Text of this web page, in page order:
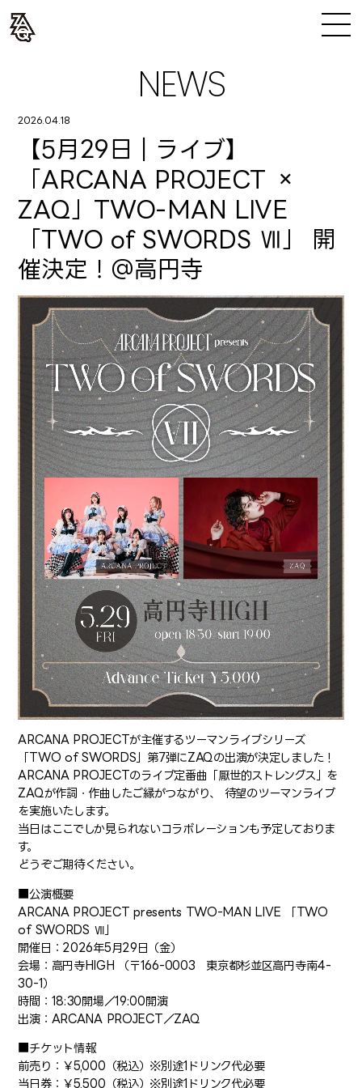
NEWS
2026.04.18
【5月29日｜ライブ】
「ARCANA PROJECT ×
ZAQ」TWO-MAN LIVE
「TWO of SWORDS Ⅶ」 開
催決定！＠高円寺
ARCANA PROJECTが主催するツーマンライブシリーズ
「TWO of SWORDS」第7弾にZAQの出演が決定しました！
ARCANA PROJECTのライブ定番曲「厭世的ストレングス」を
ZAQが作詞・作曲したご縁がつながり、 待望のツーマンライブ
を実施いたします。
当日はここでしか見られないコラボレーションも予定しておりま
す。
どうぞご期待ください。
■公演概要
ARCANA PROJECT presents TWO-MAN LIVE 「TWO
of SWORDS Ⅶ」
開催日：2026年5月29日（金）
会場：高円寺HIGH （〒166-0003 東京都杉並区高円寺南4-
30-1）
時間：18:30開場／19:00開演
出演：ARCANA PROJECT／ZAQ
■チケット情報
前売り：￥5,000（税込）※別途1ドリンク代必要
当日券：￥5,500（税込）※別途1ドリンク代必要